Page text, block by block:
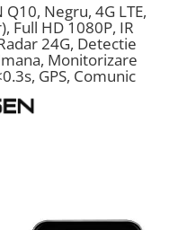
Q10, Negru, 4G LTE,
Full HD 1080P, IR
24G, Detectie
Monitorizare
GPS, Comunic